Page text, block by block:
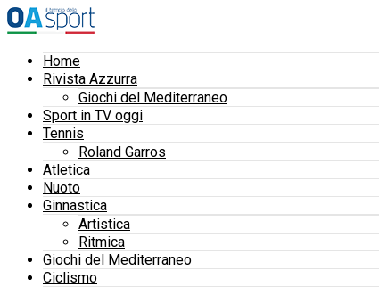
Home
Rivista Azzurra
Giochi del Mediterraneo
Sport in TV oggi
Tennis
Roland Garros
Atletica
Nuoto
Ginnastica
Artistica
Ritmica
Giochi del Mediterraneo
Ciclismo